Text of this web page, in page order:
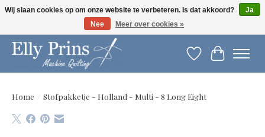
Let op: gewijzigde openingstijden!
Verlanglijst
Home / Stofpakketje - Holland - Multi - 8 Long Eight
Wij slaan cookies op om onze website te verbeteren. Is dat akkoord?
Ja
Nee
Meer over cookies »